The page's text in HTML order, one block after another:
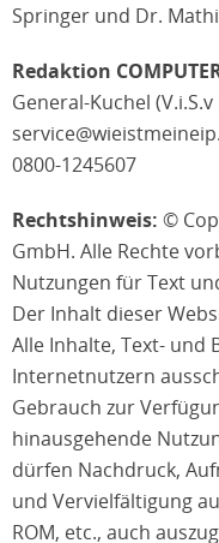
Springer und Dr.
Redaktion
General-Kuchel
0800-1245607
Rechtshinweis: ©
GmbH. Alle Rechte
Nutzungen für Text
Der Inhalt dieser
Alle Inhalte, Text- und
Internetnutzern
Gebrauch zur
hinausgehende
dürfen Nachdruck,
und Vervielfältigung
ROM, etc., auch